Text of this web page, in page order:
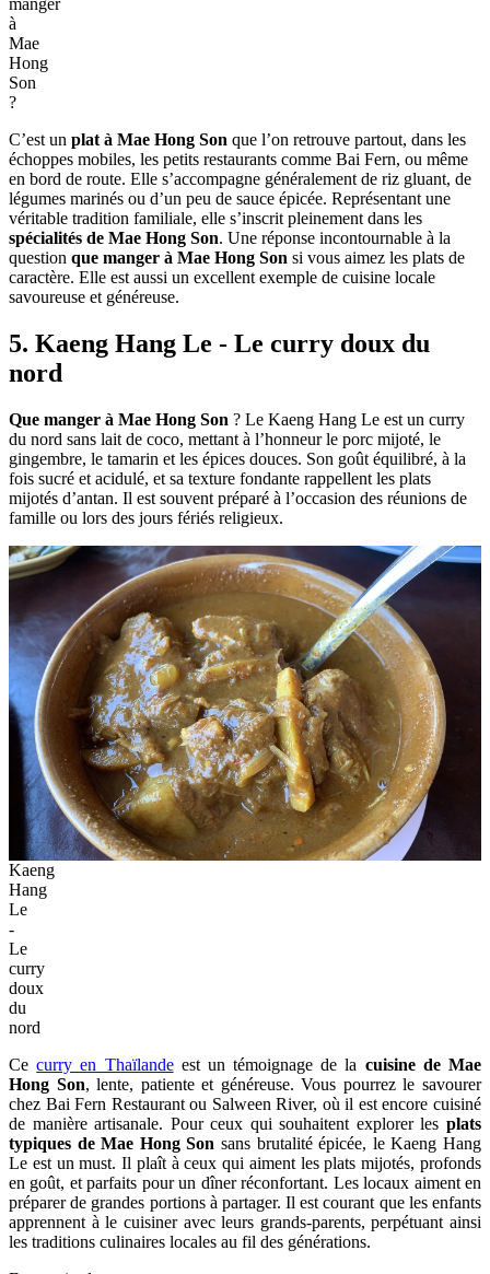
à
Mae
Hong
Son
?
C’est un plat à Mae Hong Son que l’on retrouve partout, dans les
échoppes mobiles, les petits restaurants comme Bai Fern, ou même
en bord de route. Elle s’accompagne généralement de riz gluant, de
légumes marinés ou d’un peu de sauce épicée. Représentant une
véritable tradition familiale, elle s’inscrit pleinement dans les
spécialités de Mae Hong Son. Une réponse incontournable à la
question que manger à Mae Hong Son si vous aimez les plats de
caractère. Elle est aussi un excellent exemple de cuisine locale
savoureuse et généreuse.
5. Kaeng Hang Le - Le curry doux du
nord
Que manger à Mae Hong Son ? Le Kaeng Hang Le est un curry
du nord sans lait de coco, mettant à l’honneur le porc mijoté, le
gingembre, le tamarin et les épices douces. Son goût équilibré, à la
fois sucré et acidulé, et sa texture fondante rappellent les plats
mijotés d’antan. Il est souvent préparé à l’occasion des réunions de
famille ou lors des jours fériés religieux.
Kaeng
Hang
Le
-
Le
curry
doux
du
nord
Cecurry en Thaïlandeest un témoignage de la cuisine de Mae
Hong Son, lente, patiente et généreuse. Vous pourrez le savourer
chez Bai Fern Restaurant ou Salween River, où il est encore cuisiné
de manière artisanale. Pour ceux qui souhaitent explorer les plats
typiques de Mae Hong Son sans brutalité épicée, le Kaeng Hang
Le est un must. Il plaît à ceux qui aiment les plats mijotés, profonds
en goût, et parfaits pour un dîner réconfortant. Les locaux aiment en
préparer de grandes portions à partager. Il est courant que les enfants
apprennent à le cuisiner avec leurs grands-parents, perpétuant ainsi
les traditions culinaires locales au fil des générations.